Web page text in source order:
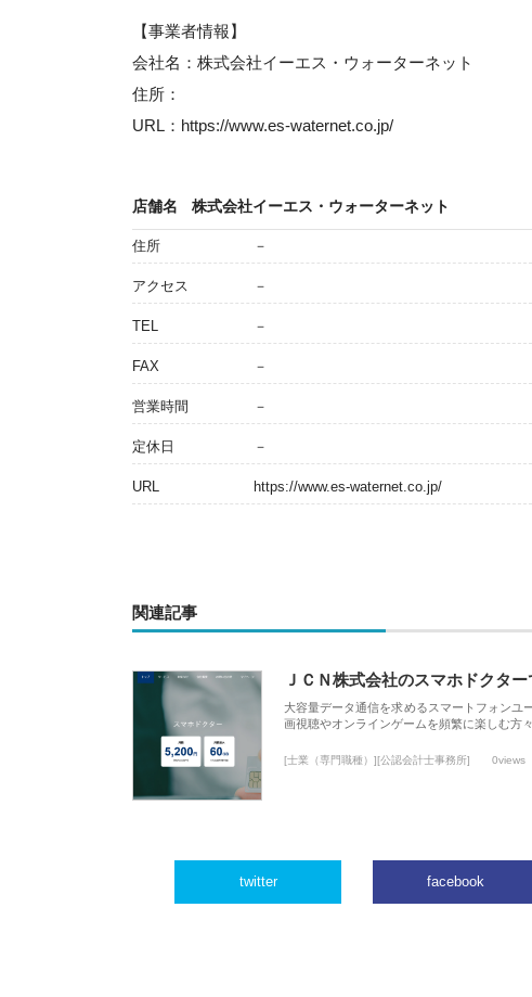
【事業者情報】
会社名：株式会社イーエス・ウォーターネット
住所：
URL：https://www.es-waternet.co.jp/
店舗名 株式会社イーエス・ウォーターネット
住所 －
アクセス －
TEL －
FAX －
営業時間 －
定休日 －
URL https://www.es-waternet.co.jp/
関連記事
ＪＣＮ株式会社のスマホドクタ
大容量データ通信を求めるスマートフォンユ
画視聴やオンラインゲームを頻繁に楽しむ方
[士業（専門職種）][公認会計士事務所] 0views
twitter facebook